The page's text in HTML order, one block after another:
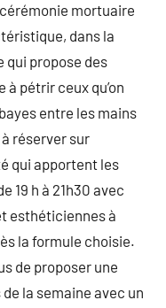
cérémonie mortuaire
dans la
qui propose des
pétrir ceux qu’on
entre les mains
réserver sur
qui apportent les
19 h à 21h30 avec
esthéticiennes à
la formule choisie.
de proposer une
la semaine avec un